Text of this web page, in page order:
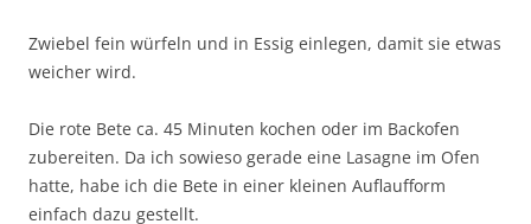
Zwiebel fein würfeln und in Essig einlegen, damit sie etwas
weicher wird.
Die rote Bete ca. 45 Minuten kochen oder im Backofen
zubereiten. Da ich sowieso gerade eine Lasagne im Ofen
hatte, habe ich die Bete in einer kleinen Auflaufform
einfach dazu gestellt.